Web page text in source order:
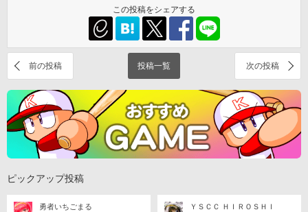
この投稿をシェアする
前の投稿 投稿一覧 次の投稿
ピックアップ投稿
勇者いちごまる ＹＳＣＣ ＨＩＲＯＳＨＩ